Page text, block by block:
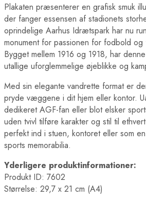
Plakaten præsenterer en grafisk smuk
der fanger essensen af stadionets
oprindelige Aarhus Idrætspark har nu
monument for passionen for fodbold
Bygget mellem 1916 og 1918, har
utallige uforglemmelige øjeblikke og
Med sin elegante vandrette format er
pryde væggene i dit hjem eller kontor.
dedikeret AGF-fan eller blot elsker
uden tvivl tilføre karakter og stil til
perfekt ind i stuen, kontoret eller som
sports memorabilia.
Yderligere produktinformationer:
Produkt ID: 7602
Størrelse: 29,7 x 21 cm (A4)